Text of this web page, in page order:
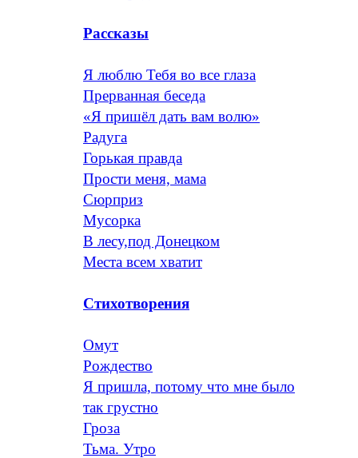
Рассказы
Я люблю Тебя во все глаза
Прерванная беседа
«Я пришёл дать вам волю»
Радуга
Горькая правда
Прости меня, мама
Сюрприз
Мусорка
В лесу,под Донецком
Места всем хватит
Стихотворения
Омут
Рождество
Я пришла, потому что мне было
так грустно
Гроза
Тьма. Утро